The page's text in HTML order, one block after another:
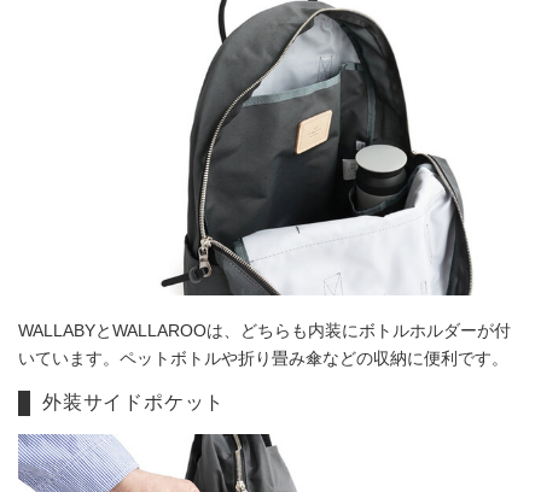
WALLABYとWALLAROOは、どちらも内装にボトルホルダーが付
いています。ペットボトルや折り畳み傘などの収納に便利です。
外装サイドポケット